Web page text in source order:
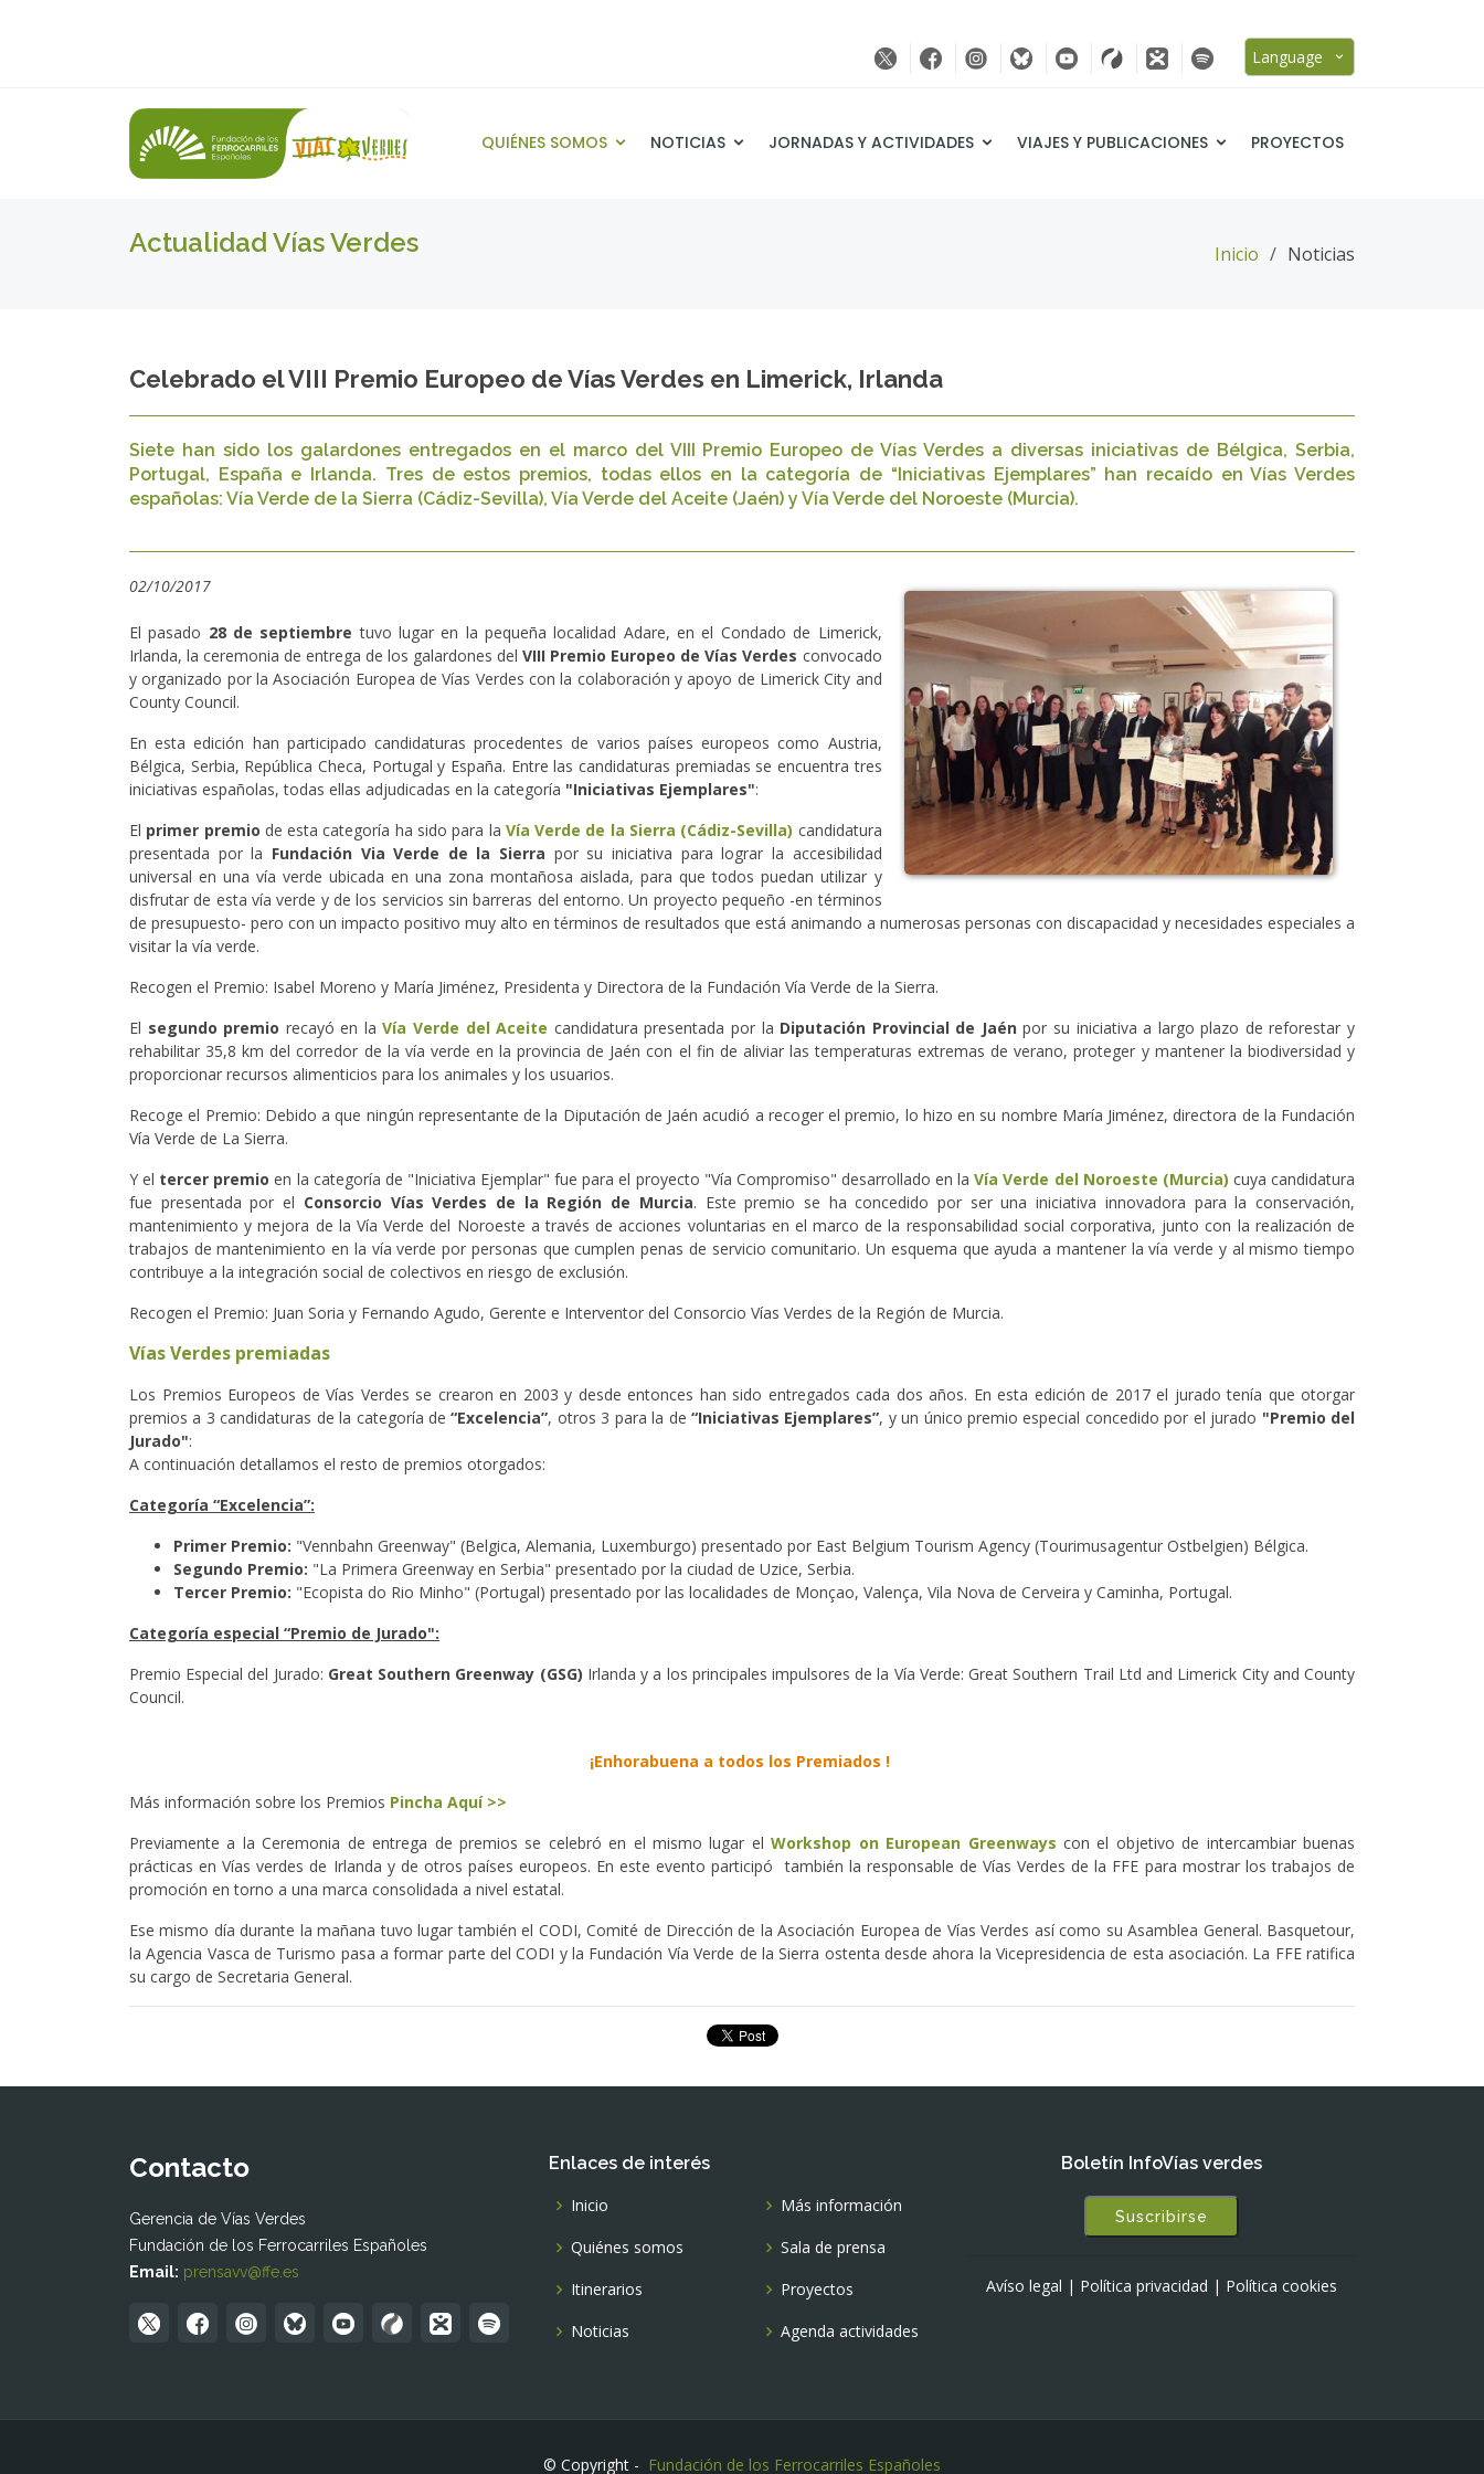
Language
QUIÉNES SOMOS NOTICIAS JORNADAS Y ACTIVIDADES VIAJES Y PUBLICACIONES PROYECTOS
Actualidad Vías Verdes Inicio Noticias
Celebrado el VIII Premio Europeo de Vías Verdes en Limerick, Irlanda
Siete han sido los galardones entregados en el marco del VIII Premio Europeo de Vías Verdes a diversas iniciativas de Bélgica, Serbia,
Portugal, España e Irlanda. Tres de estos premios, todas ellos en la categoría de “Iniciativas Ejemplares” han recaído en Vías Verdes
españolas: Vía Verde de la Sierra (Cádiz-Sevilla), Vía Verde del Aceite (Jaén) y Vía Verde del Noroeste (Murcia).
02/10/2017
El pasado 28 de septiembre tuvo lugar en la pequeña localidad Adare, en el Condado de Limerick,
Irlanda, la ceremonia de entrega de los galardones delVIII Premio Europeo de Vías Verdes convocado
y organizado por la Asociación Europea de Vías Verdes con la colaboración y apoyo de Limerick City and
County Council.
En esta edición han participado candidaturas procedentes de varios países europeos como Austria,
Bélgica, Serbia, República Checa, Portugal y España. Entre las candidaturas premiadas se encuentra tres
iniciativas españolas, todas ellas adjudicadas en la categoría "Iniciativas Ejemplares":
El primer premio de esta categoría ha sido para la Vía Verde de la Sierra (Cádiz-Sevilla) candidatura
presentada por la Fundación Via Verde de la Sierra por su iniciativa para lograr la accesibilidad
universal en una vía verde ubicada en una zona montañosa aislada, para que todos puedan utilizar y
disfrutar de esta vía verde y de los servicios sin barreras del entorno. Un proyecto pequeño -en términos
de presupuesto- pero con un impacto positivo muy alto en términos de resultados que está animando a numerosas personas con discapacidad y necesidades especiales a
visitar la vía verde.
Recogen el Premio: Isabel Moreno y María Jiménez, Presidenta y Directora de la Fundación Vía Verde de la Sierra.
El segundo premio recayó en laVía Verde del Aceite candidatura presentada por la Diputación Provincial de Jaénpor su iniciativa a largo plazo de reforestar y
rehabilitar 35,8 km del corredor de la vía verde en la provincia de Jaén con el fin de aliviar las temperaturas extremas de verano, proteger y mantener la biodiversidad y
proporcionar recursos alimenticios para los animales y los usuarios.
Recoge el Premio: Debido a que ningún representante de la Diputación de Jaén acudió a recoger el premio, lo hizo en su nombre María Jiménez, directora de la Fundación
Vía Verde de La Sierra.
Y el tercer premio en la categoría de "Iniciativa Ejemplar" fue para el proyecto "Vía Compromiso" desarrollado en laVía Verde del Noroeste (Murcia) cuya candidatura
fue presentada por el Consorcio Vías Verdes de la Región de Murcia. Este premio se ha concedido por ser una iniciativa innovadora para la conservación,
mantenimiento y mejora de la Vía Verde del Noroeste a través de acciones voluntarias en el marco de la responsabilidad social corporativa, junto con la realización de
trabajos de mantenimiento en la vía verde por personas que cumplen penas de servicio comunitario. Un esquema que ayuda a mantener la vía verde y al mismo tiempo
contribuye a la integración social de colectivos en riesgo de exclusión.
Recogen el Premio: Juan Soria y Fernando Agudo, Gerente e Interventor del Consorcio Vías Verdes de la Región de Murcia.
Vías Verdes premiadas
Los Premios Europeos de Vías Verdes se crearon en 2003 y desde entonces han sido entregados cada dos años. En esta edición de 2017 el jurado tenía que otorgar
premios a 3 candidaturas de la categoría de“Excelencia”, otros 3 para la de “Iniciativas Ejemplares”, y un único premio especial concedido por el jurado "Premio del
Jurado":
A continuación detallamos el resto de premios otorgados:
Categoría “Excelencia”:
Primer Premio: "Vennbahn Greenway" (Belgica, Alemania, Luxemburgo) presentado por East Belgium Tourism Agency (Tourimusagentur Ostbelgien) Bélgica.
Segundo Premio: "La Primera Greenway en Serbia" presentado por la ciudad de Uzice, Serbia.
Tercer Premio: "Ecopista do Rio Minho" (Portugal) presentado por las localidades de Monçao, Valença, Vila Nova de Cerveira y Caminha, Portugal.
Categoría especial “Premio de Jurado":
Premio Especial del Jurado: Great Southern Greenway (GSG) Irlanda y a los principales impulsores de la Vía Verde: Great Southern Trail Ltd and Limerick City and County
Council.
¡Enhorabuena a todos los Premiados !
Más información sobre los Premios Pincha Aquí >>
Previamente a la Ceremonia de entrega de premios se celebró en el mismo lugar elWorkshop on European Greenways con el objetivo de intercambiar buenas
prácticas en Vías verdes de Irlanda y de otros países europeos. En este evento participó también la responsable de Vías Verdes de la FFE para mostrar los trabajos de
promoción en torno a una marca consolidada a nivel estatal.
Ese mismo día durante la mañana tuvo lugar también el CODI, Comité de Dirección de la Asociación Europea de Vías Verdes así como su Asamblea General. Basquetour,
la Agencia Vasca de Turismo pasa a formar parte del CODI y la Fundación Vía Verde de la Sierra ostenta desde ahora la Vicepresidencia de esta asociación. La FFE ratifica
su cargo de Secretaria General.
Contacto
Gerencia de Vías Verdes
Fundación de los Ferrocarriles Españoles
Email: prensavv@ffe.es
Enlaces de interés
Inicio
Quiénes somos
Itinerarios
Noticias
Más información
Sala de prensa
Proyectos
Agenda actividades
Boletín InfoVías verdes
Suscribirse
Avíso legal | Política privacidad | Política cookies
© Copyright - Fundación de los Ferrocarriles Españoles